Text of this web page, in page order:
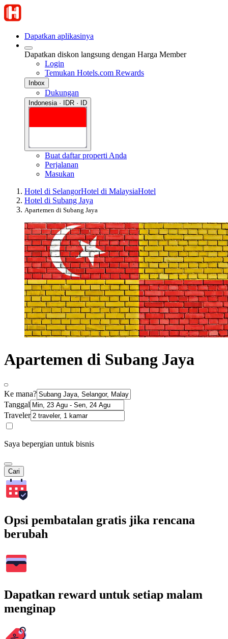
Dapatkan aplikasinya
Dapatkan diskon langsung dengan Harga Member
Login
Temukan Hotels.com Rewards
Inbox
Dukungan
Indonesia · IDR · ID
Buat daftar properti Anda
Perjalanan
Masukan
Hotel di SelangorHotel di MalaysiaHotel
Hotel di Subang Jaya
Apartemen di Subang Jaya
Apartemen di Subang Jaya
Ke mana?
Tanggal
Traveler
Saya bepergian untuk bisnis
Cari
Opsi pembatalan gratis jika rencana
berubah
Dapatkan reward untuk setiap malam
menginap